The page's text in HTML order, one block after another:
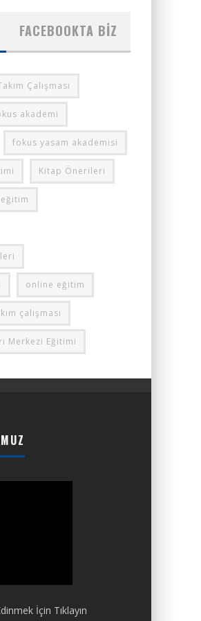
FACEBOOKTA BIZ
Çalışması
akademi
fokus yasam akademisi
Kitap Önerileri
online eğitim
çalışması
Merkezi Eğitimi
İçin Tıklayın